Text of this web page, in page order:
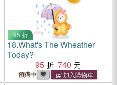
95 折
18.What's The Wheather
Today?
95
740
預購中